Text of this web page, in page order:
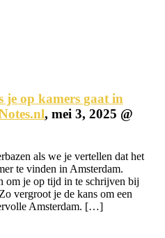
je op kamers gaat in
, mei 3, 2025 @
als we je vertellen dat het
te vinden in Amsterdam.
om je op tijd in te schrijven bij
vergroot je de kans om een
Amsterdam. […]